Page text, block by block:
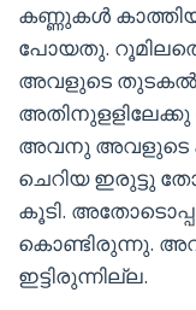
കണ്ണുകൾ
പോയതു.
അവളുടെ തുടകൽ
അതിനുളളിലേക്കു
അവനു അവളുടെ
ചെറിയ ഇരുട്ടു
കൂടി.
കൊണ്ടിരുന്നു.
ഇട്ടിരുന്നില്ല.